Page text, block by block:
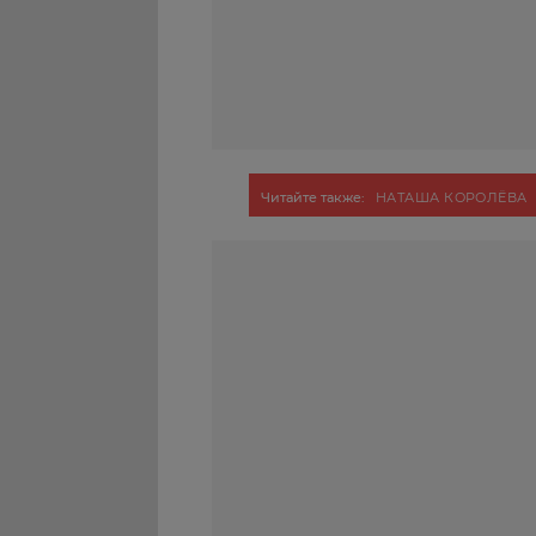
Читайте также: НАТАША КОРОЛЁВА